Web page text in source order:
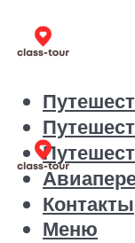
Контакты
Меню